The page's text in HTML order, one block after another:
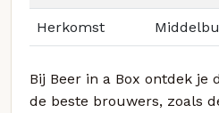
Herkomst
Bij Beer in a Box ontdek je
de beste brouwers, zoals